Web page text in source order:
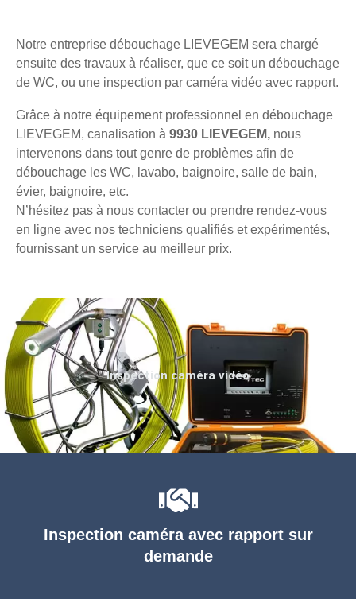
Notre entreprise débouchage LIEVEGEM sera chargé
ensuite des travaux à réaliser, que ce soit un débouchage
de WC, ou une inspection par caméra vidéo avec rapport.
Grâce à notre équipement professionnel en débouchage
LIEVEGEM, canalisation à 9930 LIEVEGEM, nous
intervenons dans tout genre de problèmes afin de
débouchage les WC, lavabo, baignoire, salle de bain,
évier, baignoire, etc.
N’hésitez pas à nous contacter ou prendre rendez-vous
en ligne avec nos techniciens qualifiés et expérimentés,
fournissant un service au meilleur prix.
Inspection caméra avec rapport sur
demande
Inspection caméra vidéo